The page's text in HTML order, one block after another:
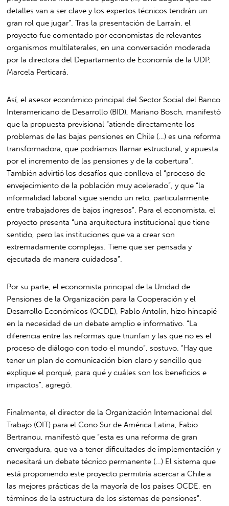
detalles van a ser clave y los expertos técnicos tendrán un
gran rol que jugar”. Tras la presentación de Larraín, el
proyecto fue comentado por economistas de relevantes
organismos multilaterales, en una conversación moderada
por la directora del Departamento de Economía de la UDP,
Marcela Perticará.
Así, el asesor económico principal del Sector Social del Banco
Interamericano de Desarrollo (BID), Mariano Bosch, manifestó
que la propuesta previsional “atiende directamente los
problemas de las bajas pensiones en Chile (…) es una reforma
transformadora, que podríamos llamar estructural, y apuesta
por el incremento de las pensiones y de la cobertura”.
También advirtió los desafíos que conlleva el “proceso de
envejecimiento de la población muy acelerado”, y que “la
informalidad laboral sigue siendo un reto, particularmente
entre trabajadores de bajos ingresos”. Para el economista, el
proyecto presenta “una arquitectura institucional que tiene
sentido, pero las instituciones que va a crear son
extremadamente complejas. Tiene que ser pensada y
ejecutada de manera cuidadosa”.
Por su parte, el economista principal de la Unidad de
Pensiones de la Organización para la Cooperación y el
Desarrollo Económicos (OCDE), Pablo Antolín, hizo hincapié
en la necesidad de un debate amplio e informativo. “La
diferencia entre las reformas que triunfan y las que no es el
proceso de diálogo con todo el mundo”, sostuvo. “Hay que
tener un plan de comunicación bien claro y sencillo que
explique el porqué, para qué y cuáles son los beneficios e
impactos”, agregó.
Finalmente, el director de la Organización Internacional del
Trabajo (OIT) para el Cono Sur de América Latina, Fabio
Bertranou, manifestó que “esta es una reforma de gran
envergadura, que va a tener dificultades de implementación y
necesitará un debate técnico permanente (…) El sistema que
está proponiendo este proyecto permitiría acercar a Chile a
las mejores prácticas de la mayoría de los países OCDE, en
términos de la estructura de los sistemas de pensiones”.